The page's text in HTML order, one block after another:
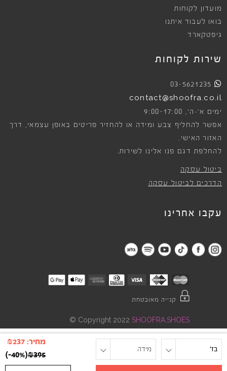
בז' מידה
מחיר: ₪237
₪395
(
-40%
)
מועדון לקוחות
בואו לעבוד איתנו
גיפטקארד
שירות לקוחות
03-5621235
contact@shoofra.co.il
ימים א׳-ה׳, 9:00-17:00
אפשר להחליף צבע ומידה או להחזיר פריטים באופן עצמאי, דרך
האזור האישי.
להחלפת דגם פנו אלינו לשירות.
ביטול עסקה
הדרכים לביטול עסקה
עקבו אחרינו
קנייה מאובטחת
Copyright 2022 SHOOFRA.SHOES
©